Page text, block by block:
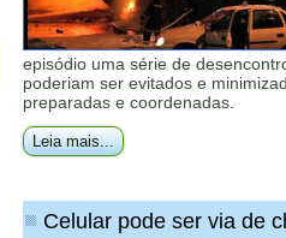
episódio uma série de
poderiam ser evitados e
preparadas e coordenadas.
Leia mais...
Celular pode ser via de